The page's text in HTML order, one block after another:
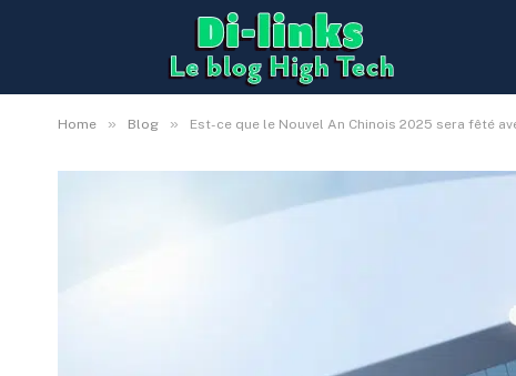
Home » Blog » Est-ce que le Nouvel An Chinois 2025 sera fêté